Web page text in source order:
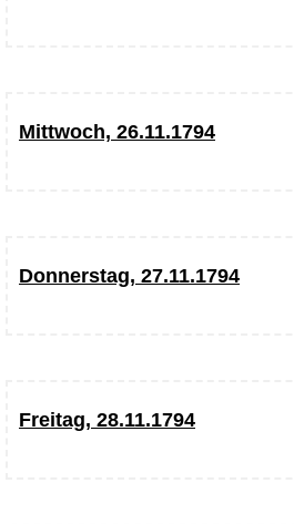
Mittwoch, 26.11.1794
Donnerstag, 27.11.1794
Freitag, 28.11.1794